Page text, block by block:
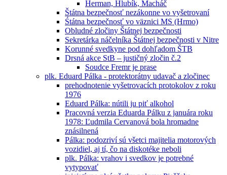
Herman, Hlubík, Macháč
Štátna bezpečnosť nezákonne vo vyšetrovaní
Śtátna bezpečnosť vo väznici MS (Hrmo)
Obludné zločiny Štátnej bezpečnosti
Sekretárka náčelníka Štátnej bezpečnosti v Nitre
Korunné svedkyne pod dohľadom ŠTB
Drsná akce StB – justičný zločin č.2
Soudce Fremr je prase
plk. Eduard Pálka - protektorátny udavač a zločinec
prehodnotenie vyšetrovacích protokolov z roku
1976
Eduard Pálka: nútili ju piť alkohol
Pracovná verzia Eduarda Pálku z januára roku
1978: Ľudmila Cervanová bola hromadne
znásilnená
Pálka: podozriví sú všetci majitelia motorových
vozidiel, aj tí, čo na diskotéke neboli
plk. Pálka: vrahov i svedkov je potrebné
vytypovať